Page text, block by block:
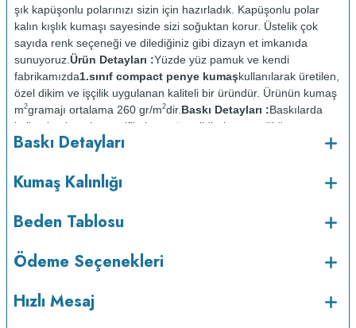
şık kapüşonlu polarınızı sizin için hazırladık. Kapüşonlu polar
kalın kışlık kumaşı sayesinde sizi soğuktan korur. Üstelik çok
sayıda renk seçeneği ve dilediğiniz gibi dizayn et imkanıda
sunuyoruz. Ürün Detayları :Yüzde yüz pamuk ve kendi
fabrikamızda1.sınıf compact penye kumaşkullanılarak üretilen,
özel dikim ve işçilik uygulanan kaliteli bir üründür. Ürünün kumaş
m2gramajı ortalama 260 gr/m2dir. Baskı Detayları :Baskılarda
kullanılan boyalar sertifikalı ve güvenlidir; insan sağlığına zarar
Kumaş Kalınlığı :
Kısa programda maksimum 30
yıkanır.Kuru temizleme yapılmaz.
Baskı Detayları
Kumaş Kalınlığı
Beden Tablosu
Ödeme Seçenekleri
Hızlı Mesaj